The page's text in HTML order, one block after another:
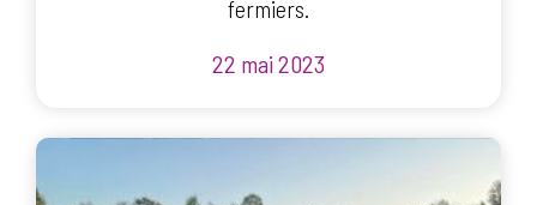
fermiers.
22 mai 2023